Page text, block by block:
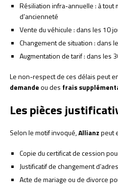
Résiliation infra-annuelle : à tout
d’ancienneté
Vente du véhicule : dans les 10
Changement de situation : dans
Augmentation de tarif : dans les
Le non-respect de ces délais peut
demandeou des frais
Les pièces
Selon le motif invoqué,Allianzpeut
Copie du certificat de cession
Justificatif de changement
Acte de mariage ou de divorce